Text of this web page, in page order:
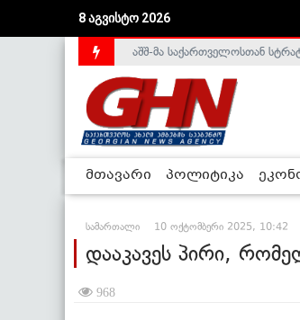
8 აგვისტო 2026
საქართველოს დე-ფაქტო
აშშ-მა საქართველოსთან
მთავარი პოლიტიკა
სამართალი 10 ოქტომბერი 2025, 10:42
დააკავეს პირი,
968